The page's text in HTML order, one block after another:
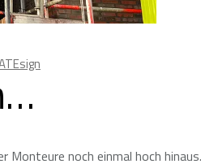
Monteure noch einmal hoch